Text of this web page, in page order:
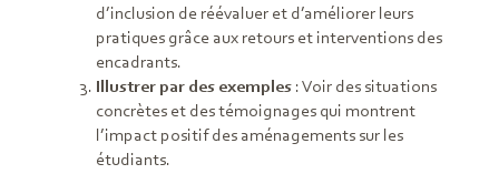
d’inclusion de réévaluer et d’améliorer leurs
pratiques grâce aux retours et interventions des
encadrants.
Illustrer par des exemples: Voir des situations
concrètes et des témoignages qui montrent
l’impact positif des aménagements sur les
étudiants.